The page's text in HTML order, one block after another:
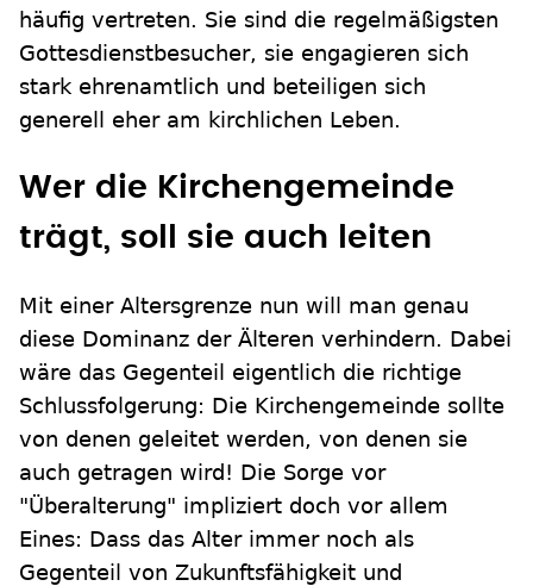
häufig vertreten. Sie sind die regelmäßigsten
Gottesdienstbesucher, sie engagieren sich
stark ehrenamtlich und beteiligen sich
generell eher am kirchlichen Leben.
Wer die Kirchengemeinde
trägt, soll sie auch leiten
Mit einer Altersgrenze nun will man genau
diese Dominanz der Älteren verhindern. Dabei
wäre das Gegenteil eigentlich die richtige
Schlussfolgerung: Die Kirchengemeinde sollte
von denen geleitet werden, von denen sie
auch getragen wird! Die Sorge vor
"Überalterung" impliziert doch vor allem
Eines: Dass das Alter immer noch als
Gegenteil von Zukunftsfähigkeit und